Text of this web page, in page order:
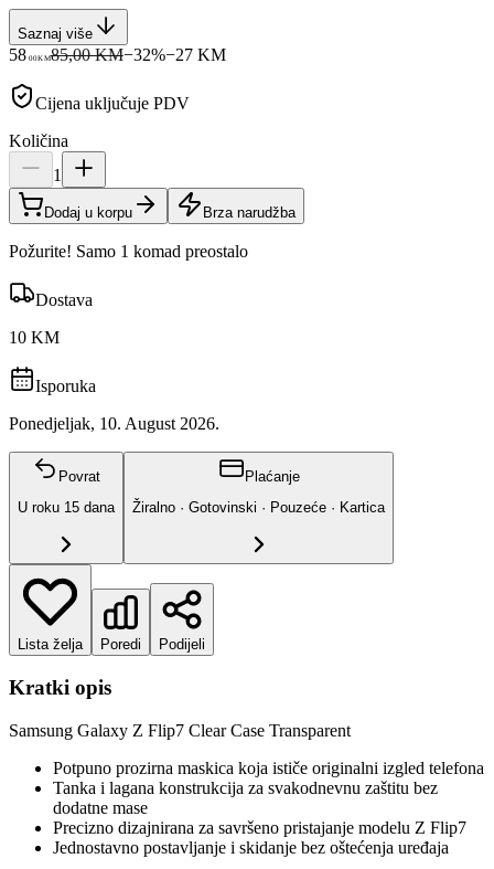
Saznaj više
58 00KM85,00 KM−32%−27KM
Cijena uključuje PDV
Količina
1
Dodaj u korpu Brza narudžba
Požurite! Samo 1 komad preostalo
Dostava
10 KM
Isporuka
Ponedjeljak, 10. August 2026.
Povrat
U roku 15 dana
Plaćanje
Žiralno · Gotovinski · Pouzeće · Kartica
Lista želja Poredi Podijeli
Kratki opis
Samsung Galaxy Z Flip7 Clear Case Transparent
Potpuno prozirna maskica koja ističe originalni izgled telefona
Tanka i lagana konstrukcija za svakodnevnu zaštitu bez
dodatne mase
Precizno dizajnirana za savršeno pristajanje modelu Z Flip7
Jednostavno postavljanje i skidanje bez oštećenja uređaja